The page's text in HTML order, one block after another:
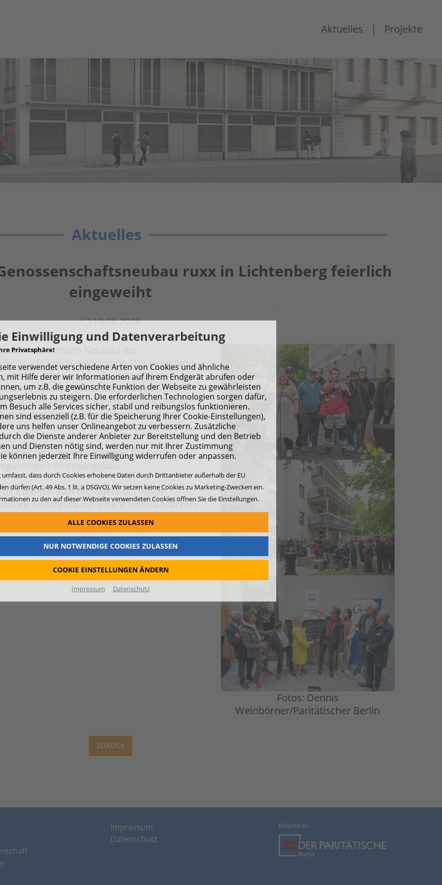
Aktuelles | Projekte
Aktuelles
ruxx in Lichtenberg feierlich
eingeweiht
19.05.2026
den ersten Neubau der
15a feierlich eingeweiht. Der Einladung
Christian Gaebler, dem
Schaefer, der Sozialstadträtin Dr.
Paritätischer Wohlfahrtsverband Berlin
Träger sowie Bewohner*innen
herausragendes Beispiel für sozialen,
Wohnungsbau.
konnten sich die Gäste bei einem
im Anschluss bei einem Imbiss stärken.
Chor des COMES e.V.
Fotos: Dennis
Weinbörner/Paritätischer Berlin
ZURÜCK
Impressum
Datenschutz
Einwilligung und Datenverarbeitung
Privatsphäre!
verwendet verschiedene Arten von Cookies und ähnliche
mit Hilfe derer wir Informationen auf Ihrem Endgerät abrufen oder
um z.B. die gewünschte Funktion der Webseite zu gewährleisten
zu steigern. Die erforderlichen Technologien sorgen dafür,
Besuch alle Services sicher, stabil und reibungslos funktionieren.
sind essenziell (z.B. für die Speicherung Ihrer Cookie-Einstellungen),
uns helfen unser Onlineangebot zu verbessern. Zusätzliche
die Dienste anderer Anbieter zur Bereitstellung und den Betrieb
und Diensten nötig sind, werden nur mit Ihrer Zustimmung
können jederzeit Ihre Einwilligung widerrufen oder anpassen.
umfasst, dass durch Cookies erhobene Daten durch Drittanbieter außerhalb der EU
dürfen (Art. 49 Abs. 1 lit. a DSGVO). Wir setzen keine Cookies zu Marketing-Zwecken ein.
zu den auf dieser Webseite verwendeten Cookies öffnen Sie die Einstellungen.
ALLE COOKIES ZULASSEN
NUR NOTWENDIGE COOKIES ZULASSEN
COOKIE EINSTELLUNGEN ÄNDERN
Impressum Datenschutz